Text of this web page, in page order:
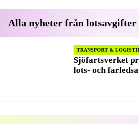
Alla nyheter från lotsavgifter
TRANSPORT &
Sjöfartsverket
lots- och